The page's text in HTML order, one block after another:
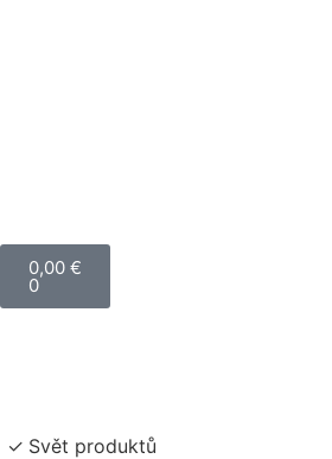
0,00 €
0
Svět produktů